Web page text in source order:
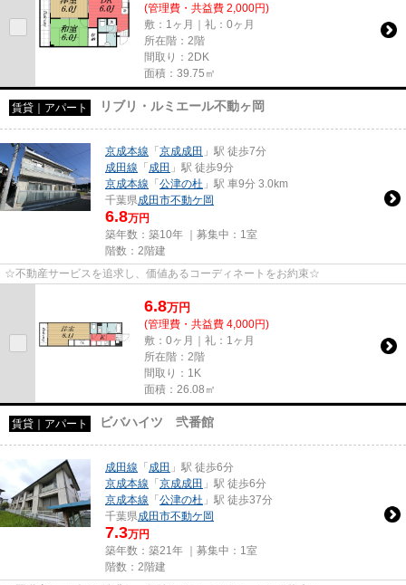
(管理費・共益費 2,000円)
敷：1ヶ月｜礼：0ヶ月
所在階：2階
間取り：2DK
面積：39.75㎡
賃貸｜アパート リブリ・ルミエール不動ヶ岡
京成本線 「京成成田 」駅 徒歩7分
成田線 「成田 」駅 徒歩9分
京成本線 「公津の杜 」駅 車9分 3.0km
千葉県成田市不動ケ岡
6.8万円
築年数：築10年 ｜募集中： 1室
階数：2階建
☆不動産サービスを追求し、価値あるコーディネートをお約束☆
6.8万円
(管理費・共益費 4,000円)
敷：0ヶ月｜礼：1ヶ月
所在階：2階
間取り：1K
面積：26.08㎡
賃貸｜アパート ビバハイツ 弐番館
成田線 「成田 」駅 徒歩6分
京成本線 「京成成田 」駅 徒歩6分
京成本線 「公津の杜 」駅 徒歩37分
千葉県成田市不動ケ岡
7.3万円
築年数：築21年 ｜募集中： 1室
階数：2階建